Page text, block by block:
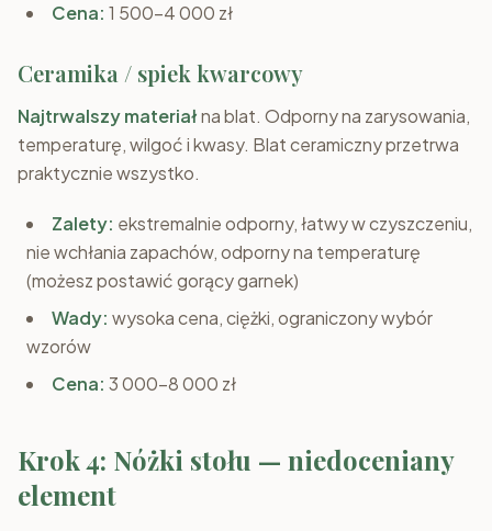
Cena: 1 500–4 000 zł
Ceramika / spiek kwarcowy
Najtrwalszy materiałna blat. Odporny na zarysowania,
temperaturę, wilgoć i kwasy. Blat ceramiczny przetrwa
praktycznie wszystko.
Zalety: ekstremalnie odporny, łatwy w czyszczeniu,
nie wchłania zapachów, odporny na temperaturę
(możesz postawić gorący garnek)
Wady: wysoka cena, ciężki, ograniczony wybór
wzorów
Cena: 3 000–8 000 zł
Krok 4: Nóżki stołu — niedoceniany
element